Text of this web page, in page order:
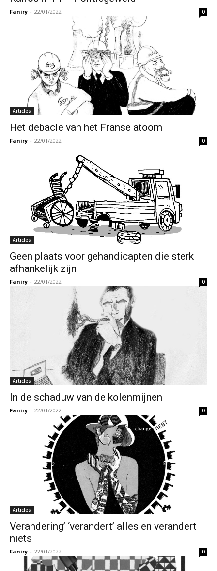
Faniry - 22/01/2022 0
Articles
Het debacle van het Franse atoom
Faniry - 22/01/2022 0
Articles
Geen plaats voor gehandicapten die sterk
afhankelijk zijn
Faniry - 22/01/2022 0
Articles
In de schaduw van de kolenmijnen
Faniry - 22/01/2022 0
Articles
Verandering’ ‘verandert’ alles en verandert
niets
Faniry - 22/01/2022 0